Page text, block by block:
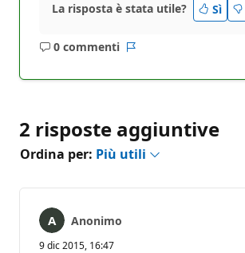
La risposta è stata utile? Sì
0 commenti
Nessun
2 risposte aggiuntive
Ordina per: Più utili
Anonimo
9 dic 2015, 16:47